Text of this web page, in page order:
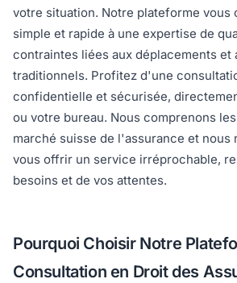
votre situation. Notre plateforme vous
simple et rapide à une expertise de
contraintes liées aux déplacements et
traditionnels. Profitez d'une
confidentielle et sécurisée,
ou votre bureau. Nous comprenons
marché suisse de l'assurance et nous
vous offrir un service irréprochable,
besoins et de vos attentes.
Pourquoi Choisir Notre
Consultation en Droit des